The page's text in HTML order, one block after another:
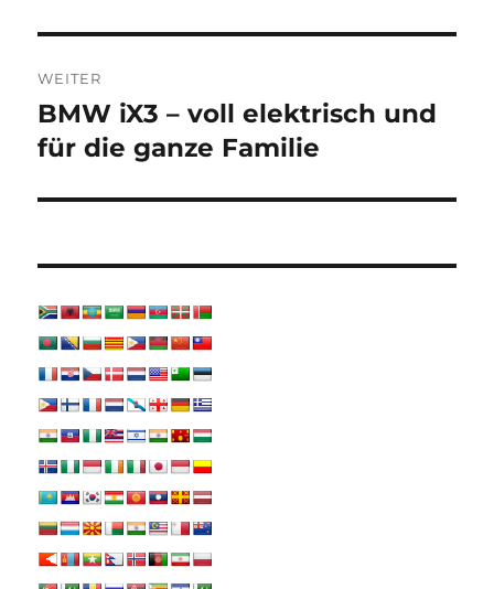
WEITER
Nächster
Beitrag:
BMW iX3 – voll elektrisch und
für die ganze Familie